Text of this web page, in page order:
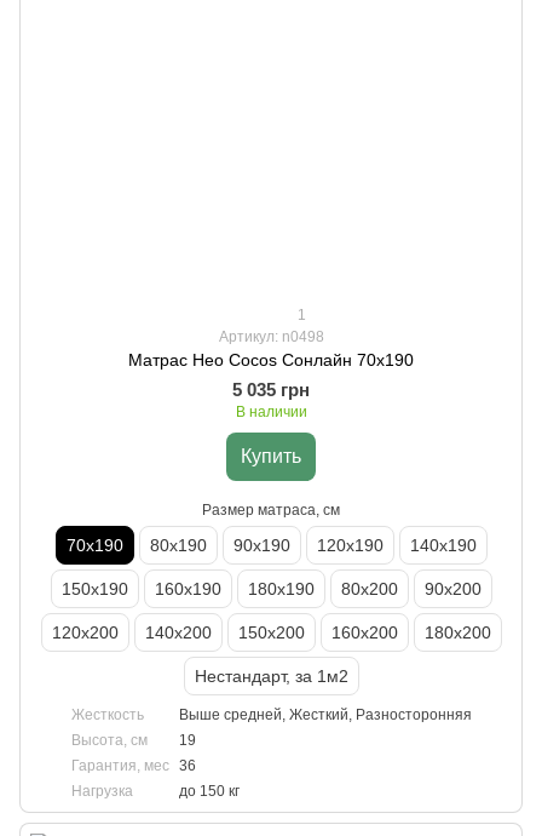
1
Артикул: n0498
Матрас Нео Cocos Сонлайн 70х190
5 035 грн
В наличии
Купить
Размер матраса, см
70х190 80х190 90х190 120х190 140х190
150х190 160х190 180х190 80х200 90х200
120х200 140х200 150х200 160х200 180х200
Нестандарт, за 1м2
Жесткость
Выше средней, Жесткий, Разносторонняя
Высота, см
19
Гарантия, мес
36
Нагрузка
до 150 кг